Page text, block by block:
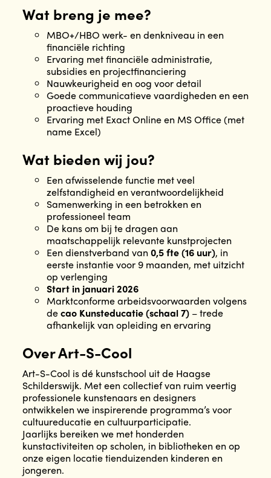
Wat breng je mee?
MBO+/HBO werk- en denkniveau in een
financiële richting
Ervaring met financiële administratie,
subsidies en projectfinanciering
Nauwkeurigheid en oog voor detail
Goede communicatieve vaardigheden en een
proactieve houding
Ervaring met Exact Online en MS Office (met
name Excel)
Wat bieden wij jou?
Een afwisselende functie met veel
zelfstandigheid en verantwoordelijkheid
Samenwerking in een betrokken en
professioneel team
De kans om bij te dragen aan
maatschappelijk relevante kunstprojecten
Een dienstverband van 0,5 fte (16 uur), in
eerste instantie voor 9 maanden, met uitzicht
op verlenging
Start in januari 2026
Marktconforme arbeidsvoorwaarden volgens
decao Kunsteducatie (schaal 7)– trede
afhankelijk van opleiding en ervaring
Over Art-S-Cool
Art-S-Cool is dé kunstschool uit de Haagse
Schilderswijk. Met een collectief van ruim veertig
professionele kunstenaars en designers
ontwikkelen we inspirerende programma’s voor
cultuureducatie en cultuurparticipatie.
Jaarlijks bereiken we met honderden
kunstactiviteiten op scholen, in bibliotheken en op
onze eigen locatie tienduizenden kinderen en
jongeren.